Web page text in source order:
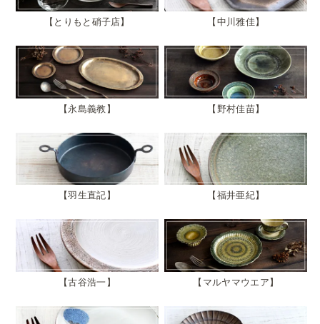
とりもと硝子店 中川雅佳
永島義教 野村佳苗
羽生直記 福井亜紀
古谷浩一 マルヤマウエア